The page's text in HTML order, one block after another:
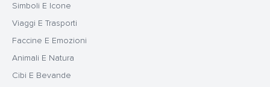
Simboli E Icone
Viaggi E Trasporti
Faccine E Emozioni
Animali E Natura
Cibi E Bevande